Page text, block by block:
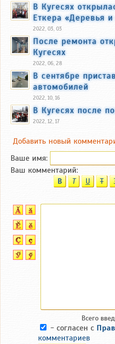
В Кугесях
Еткера «Деревья
2022, 03, 03
После ремонта
Кугесях
2022, 06, 28
В сентябре
автомобилей
2022, 10, 16
В Кугесях после
2022, 12, 17
Добавить новый
Ваше имя:
Ваш комментарий:
B T U T
Всего
- согласен с
комментариев